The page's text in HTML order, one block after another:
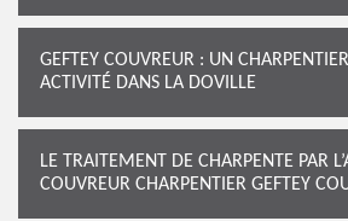
GEFTEY COUVREUR : UN
ACTIVITÉ DANS LA DOVILLE
LE TRAITEMENT DE CHARPENTE PAR
COUVREUR CHARPENTIER GEFTEY